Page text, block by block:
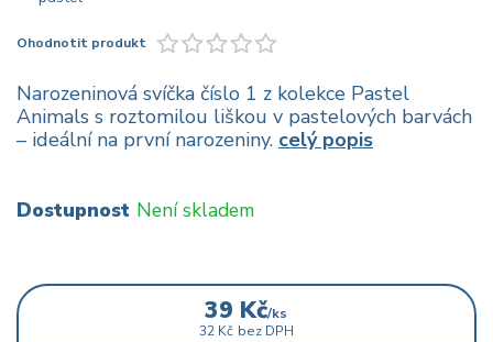
Ohodnotit produkt
Narozeninová svíčka číslo 1 z kolekce Pastel
Animals s roztomilou liškou v pastelových barvách
– ideální na první narozeniny. celý popis
Dostupnost Není skladem
39 Kč/ks
32 Kč bez DPH